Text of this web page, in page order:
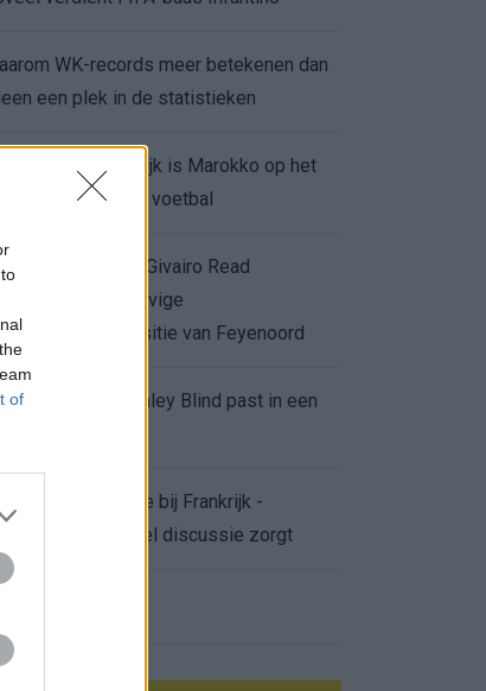
of
WK-records meer betekenen dan
een plek in de statistieken
de Schilderswijk is Marokko op het
meer dan alleen voetbal
bod op Givairo Read
de stevige
van Feyenoord
terugkeer van Daley Blind past in een
de arbitrage bij Frankrijk -
voor zoveel discussie zorgt